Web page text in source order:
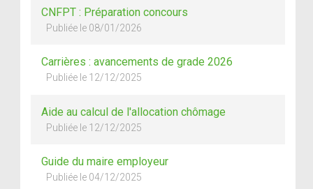
CNFPT : Préparation concours
Publiée le 08/01/2026
Carrières : avancements de grade 2026
Publiée le 12/12/2025
Aide au calcul de l'allocation chômage
Publiée le 12/12/2025
Guide du maire employeur
Publiée le 04/12/2025